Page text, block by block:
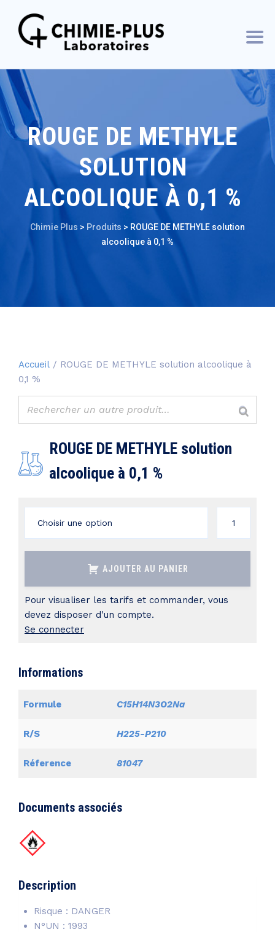
ROUGE DE METHYLE
SOLUTION
ALCOOLIQUE À 0,1 %
Chimie Plus > Produits > ROUGE DE METHYLE solution
alcoolique à 0,1 %
Accueil / ROUGE DE METHYLE solution alcoolique à
0,1 %
ROUGE DE METHYLE solution
alcoolique à 0,1 %
quantité
de
AJOUTER AU PANIER
Pour visualiser les tarifs et commander, vous
devez disposer d'un compte.
Se connecter
Informations
Formule C15H14N3O2Na
R/S H225-P210
Réference 81047
Documents associés
Description
Risque : DANGER
N°UN : 1993